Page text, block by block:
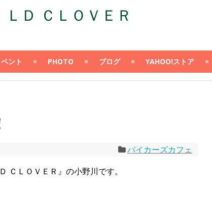
ＣＬＯＶＥＲ
ント PHOTO ブログ YAHOO!ストア
バイカーズカフェ
ＣＬＯＶＥＲ』の小野川です。